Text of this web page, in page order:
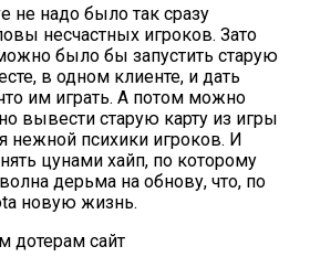
не надо было так сразу
несчастных игроков. Зато
было бы запустить старую
в одном клиенте, и дать
им играть. А потом можно
вывести старую карту из игры
нежной психики игроков. И
цунами хайп, по которому
дерьма на обнову, что, по
новую жизнь.
дотерам сайт